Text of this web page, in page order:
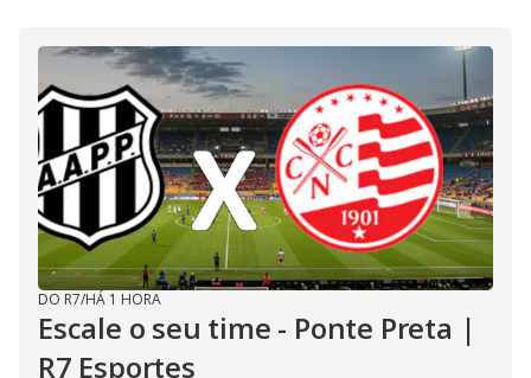
DO R7/HÁ 1 HORA
Escale o seu time - Ponte Preta |
R7 Esportes